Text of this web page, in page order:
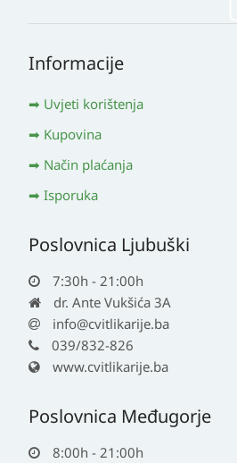
Informacije
Uvjeti korištenja
Kupovina
Način plaćanja
Isporuka
Poslovnica Ljubuški
7:30h - 21:00h
dr. Ante Vukšića 3A
info@cvitlikarije.ba
039/832-826
www.cvitlikarije.ba
Poslovnica Međugorje
8:00h - 21:00h